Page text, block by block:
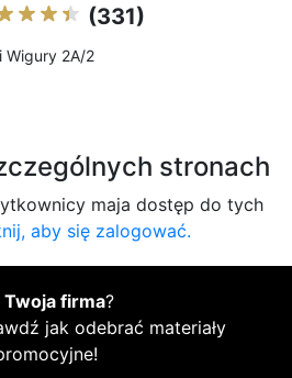
(331)
Wigury 2A/2
stronach
maja dostęp do tych
aby się zalogować.
Twoja firma?
jak odebrać materiały